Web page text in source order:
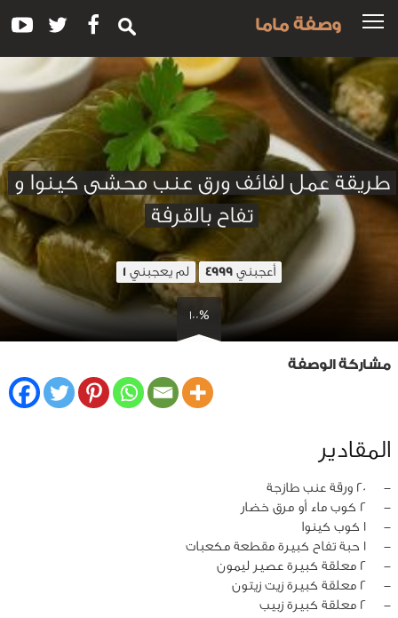
وصفة ماما
طريقة عمل لفائف ورق عنب محشى كينوا و
تفاح بالقرفة
أعجبني 4999 لم يعجبني 1
100%
مشاركة الوصفة
المقادير
‏-
20 ورقة عنب طازجة
‏-
2 كوب ماء أو مرق خضار
‏-
1 كوب كينوا
‏-
1 حبة تفاح كبيرة مقطعة مكعبات
‏-
2 معلقة كبيرة عصير ليمون
‏-
2 معلقة كبيرة زيت زيتون
‏-
2 معلقة كبيرة زبيب